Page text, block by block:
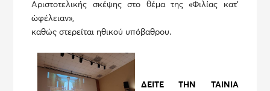
Αριστοτελικής σκέψης στο θέμα της «Φιλίας κατ’
ὠφέλειαν»,
καθώς στερείται ηθικού υπόβαθρου.
ΔΕΙΤΕ ΤΗΝ ΤΑΙΝΙΑ